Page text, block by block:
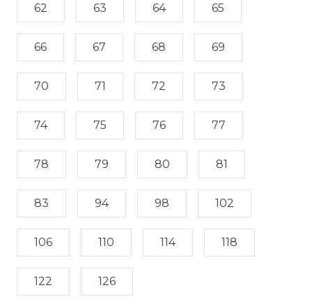
62 63 64 65
66 67 68 69
70 71 72 73
74 75 76 77
78 79 80 81
83 94 98 102
106 110 114 118
122 126